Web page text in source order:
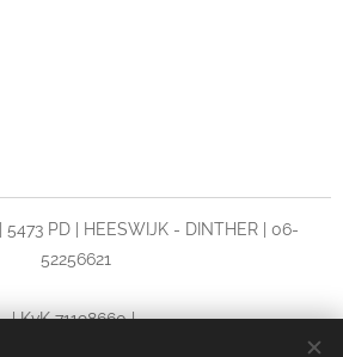
5473 PD | HEESWIJK - DINTHER | 06-
52256621
| KvK 71198660 |